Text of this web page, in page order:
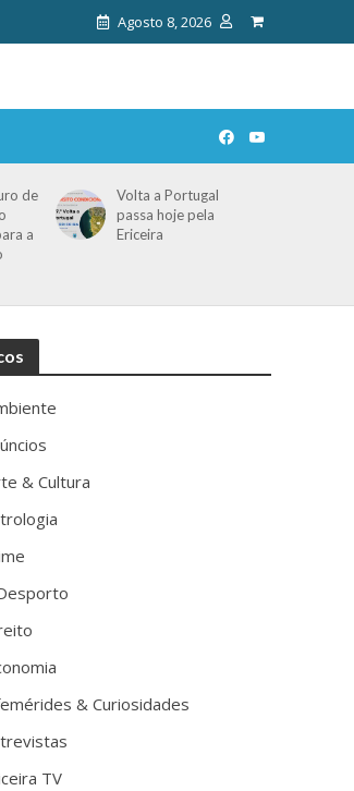
Agosto 8, 2026
de
a
Volta a Portugal
passa hoje pela
Ericeira
& Cultura
& Curiosidades
TV